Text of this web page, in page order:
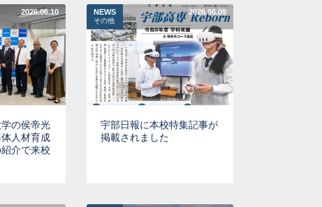
2026.06.10
の侯帝光
人材育成
介で来校
NEWS
その他
2026.06.09
宇部日報に本校特集記事が
掲載されました